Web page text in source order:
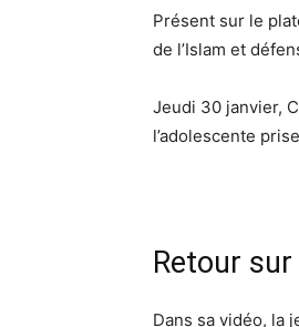
Présent sur le
de l’Islam et
Jeudi 30 janvier,
l’adolescente
Retour sur
Dans sa vidéo, la